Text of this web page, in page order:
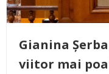
Gianina
viitor mai